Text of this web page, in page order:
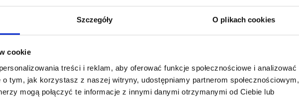
Szczegóły O plikach cookies
cookie
treści i reklam, aby oferować funkcje społecznościowe i analizować
tym, jak korzystasz z naszej witryny, udostępniamy partnerom społecznościowym,
mogą połączyć te informacje z innymi danymi otrzymanymi od Ciebie lub